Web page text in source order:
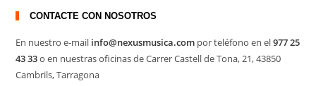
CONTACTE CON NOSOTROS
En nuestro e-mail info@nexusmusica.com por teléfono en el977 25
43 33o en nuestras oficinas de Carrer Castell de Tona, 21, 43850
Cambrils, Tarragona